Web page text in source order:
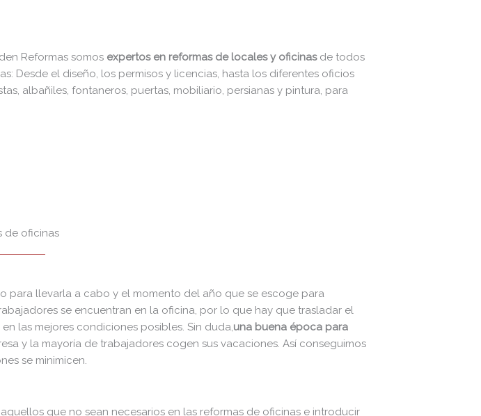
Reformas somos expertos en reformas de locales y oficinasde todos
Desde el diseño, los permisos y licencias, hasta los diferentes oficios
albañiles, fontaneros, puertas, mobiliario, persianas y pintura, para
de oficinas
para llevarla a cabo y el momento del año que se escoge para
se encuentran en la oficina, por lo que hay que trasladar el
las mejores condiciones posibles. Sin duda,una buena época para
y la mayoría de trabajadores cogen sus vacaciones. Así conseguimos
se minimicen.
que no sean necesarios en las reformas de oficinas e introducir